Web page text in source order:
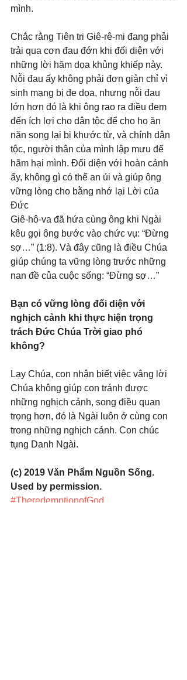
mình.
Chắc rằng Tiên tri Giê-rê-mi đang phải
trải qua cơn đau đớn khi đối diện với
những lời hăm dọa khủng khiếp này.
Nỗi đau ấy không phải đơn giản chỉ vì
sinh mạng bị đe dọa, nhưng nỗi đau
lớn hơn đó là khi ông rao ra điều đem
đến ích lợi cho dân tộc để cho họ ăn
năn song lại bị khước từ, và chính dân
tộc, người thân của mình lập mưu để
hãm hại mình. Đối diện với hoàn cảnh
ấy, không gì có thể an ủi và giúp ông
vững lòng cho bằng nhớ lại Lời của
Đức
Giê-hô-va đã hứa cùng ông khi Ngài
kêu gọi ông bước vào chức vụ: “Đừng
sợ…” (1:8). Và đây cũng là điều Chúa
giúp chúng ta vững lòng trước những
nan đề của cuộc sống: “Đừng sợ…”
Bạn có vững lòng đối diện với
nghịch cảnh khi thực hiện trọng
trách Đức Chúa Trời giao phó
không?
Lạy Chúa, con nhận biết việc vâng lời
Chúa không giúp con tránh được
những nghịch cảnh, song điều quan
trọng hơn, đó là Ngài luôn ở cùng con
trong những nghịch cảnh. Con chúc
tụng Danh Ngài.
(c) 2019 Văn Phẩm Nguồn Sống.
Used by permission.
#TheredemptionofGod